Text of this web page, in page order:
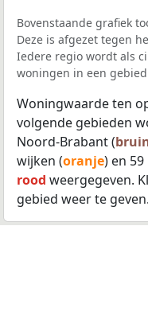
Bovenstaande grafiek
Deze is afgezet tegen
Iedere regio wordt als
woningen in een
Woningwaarde ten
volgende gebieden
Noord-Brabant (
wijken (oranje) en
rood weergegeven.
gebied weer te geven.